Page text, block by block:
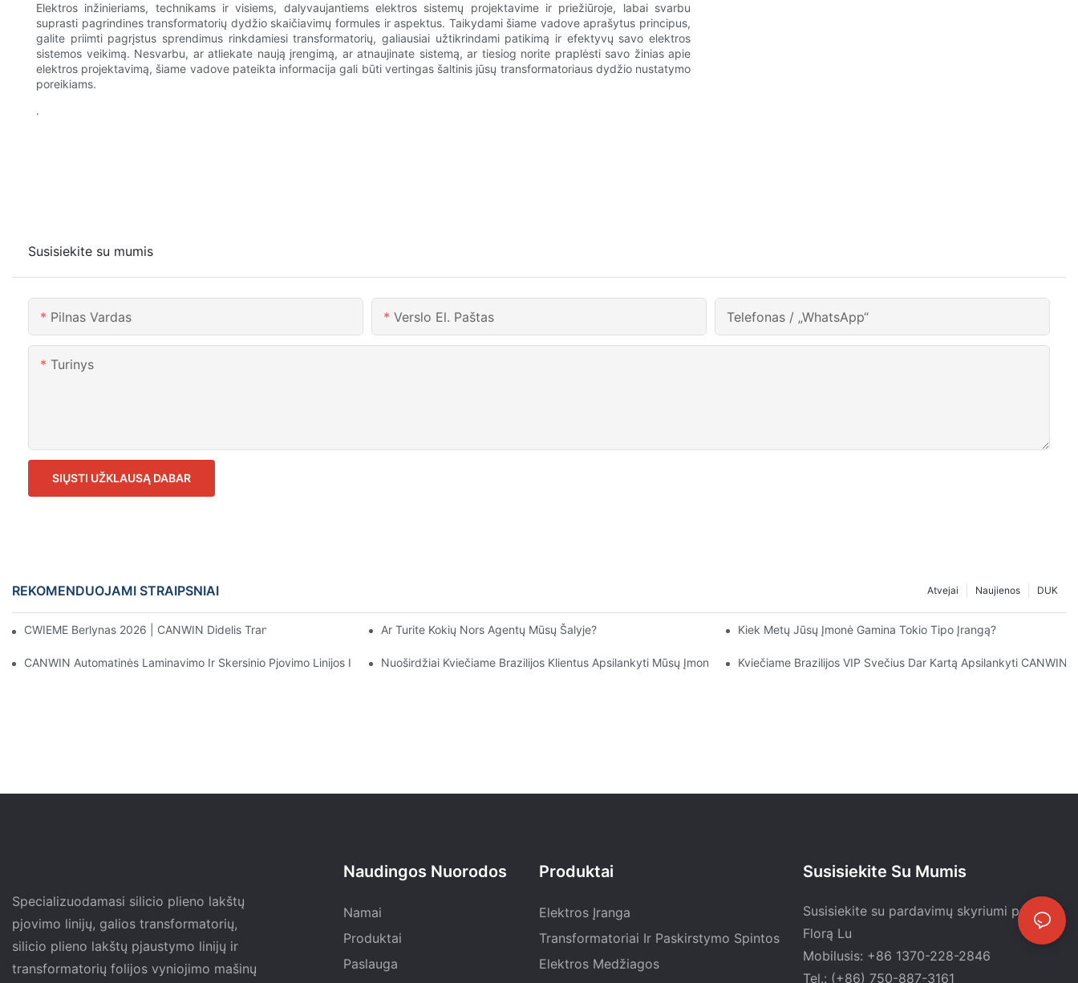
Elektros inžinieriams, technikams ir visiems, dalyvaujantiems elektros sistemų projektavime ir priežiūroje, labai svarbu
suprasti pagrindines transformatorių dydžio skaičiavimų formules ir aspektus. Taikydami šiame vadove aprašytus principus,
galite priimti pagrįstus sprendimus rinkdamiesi transformatorių, galiausiai užtikrindami patikimą ir efektyvų savo elektros
sistemos veikimą. Nesvarbu, ar atliekate naują įrengimą, ar atnaujinate sistemą, ar tiesiog norite praplėsti savo žinias apie
elektros projektavimą, šiame vadove pateikta informacija gali būti vertingas šaltinis jūsų transformatoriaus dydžio nustatymo
poreikiams.
.
Susisiekite su mumis
Pilnas Vardas Verslo El. Paštas Telefonas / „WhatsApp“
Turinys
SIŲSTI UŽKLAUSĄ DABAR
REKOMENDUOJAMI STRAIPSNIAI DUK
Naujienos
Atvejai
CWIEME Berlynas 2026 | CANWIN Didelis Transformatorių Šerdies Apdorojimo Centras Šviečia!
Ar Turite Kokių Nors Agentų Mūsų Šalyje? Kiek Metų Jūsų Įmonė Gamina Tokio Tipo Įrangą?
CANWIN Automatinės Laminavimo Ir Skersinio Pjovimo Linijos Inovacijos Ir GalimybėsNuoširdžiai Kviečiame Brazilijos Klientus Apsilankyti Mūsų Įmonėje Ir Atlikti Patikrinimą Vietoje. Tiekėjas Ir Gamintojai | CANWIN
Kviečiame Brazilijos VIP Svečius Dar Kartą Apsilankyti CANWIN
Specializuodamasi silicio plieno lakštų
pjovimo linijų, galios transformatorių,
silicio plieno lakštų pjaustymo linijų ir
transformatorių folijos vyniojimo mašinų
Naudingos Nuorodos
Namai
Produktai
Paslauga
Produktai
Elektros Įranga
Transformatoriai Ir Paskirstymo Spintos
Elektros Medžiagos
Susisiekite Su Mumis
Susisiekite su pardavimų skyriumi pas
Florą Lu
Mobilusis: +86 1370-228-2846
Tel.: (+86) 750-887-3161